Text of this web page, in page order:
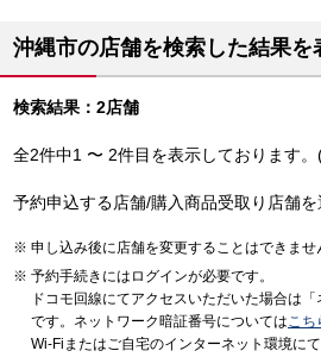
沖縄市の店舗を検索した結果を
検索結果：2店舗
全2件中1 〜 2件目を表示しております
予約申込する店舗/購入商品受取り店舗を
申し込み後に店舗を変更することはできませ
予約手続きにはログインが必要です。
ドコモ回線にてアクセスいただいた場合は
です。ネットワーク暗証番号についてはこち
Wi-Fiまたはご自宅のインターネット環境に